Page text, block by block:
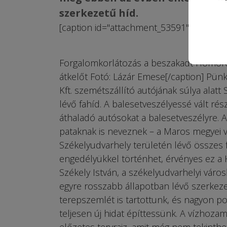
szerkezetű híd.
[caption id="attachment_53591"
Forgalomkorlátozás a beszakadt
átkelőt Fotó: Lázár Emese[/caption]
Kft. szemétszállító autójának súlya
lévő fahíd. A balesetveszélyessé vált
áthaladó autósokat a balesetveszélyre.
pataknak is neveznek – a Maros
Székelyudvarhely területén lévő összes
engedélyükkel történhet, érvényes ez
Székely István, a székelyudvarhelyi
egyre rosszabb állapotban lévő
terepszemlét is tartottunk, és nagyon
teljesen új hidat építtessünk. A